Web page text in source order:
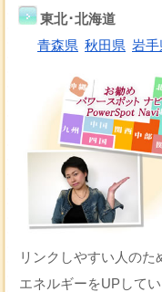
東北･北海道
青森県 秋田県 岩手
リンクしやすい人の
エネルギーをUPして